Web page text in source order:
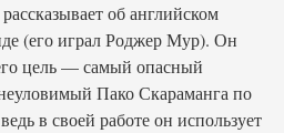
об английском
(его играл Роджер Мур). Он
цель — самый опасный
Пако Скараманга по
в своей работе он использует